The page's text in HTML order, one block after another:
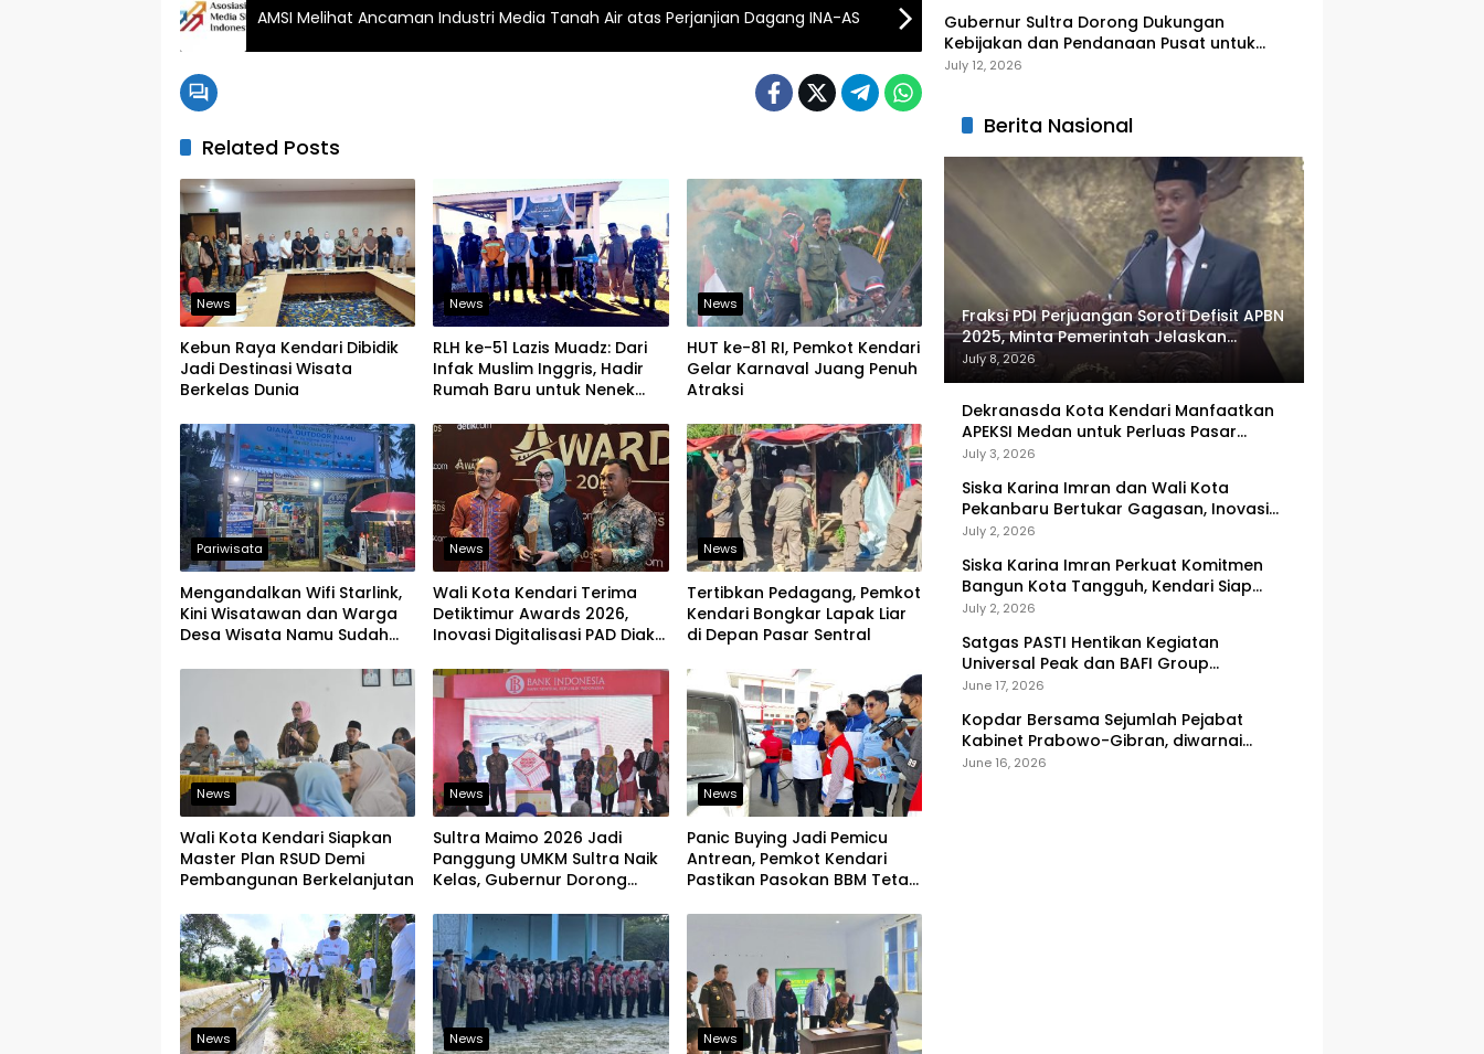
AMSI Melihat Ancaman Industri Media Tanah Air atas Perjanjian Dagang INA-AS
Related Posts
News
Kebun Raya Kendari Dibidik
Jadi Destinasi Wisata
Berkelas Dunia
News
RLH ke-51 Lazis Muadz: Dari
Infak Muslim Inggris, Hadir
Rumah Baru untuk Nenek
News
HUT ke-81 RI, Pemkot Kendari
Gelar Karnaval Juang Penuh
Atraksi
Pariwisata
Mengandalkan Wifi Starlink,
Kini Wisatawan dan Warga
Desa Wisata Namu Sudah
Digital
News
Wali Kota Kendari Terima
Detiktimur Awards 2026,
Inovasi Digitalisasi PAD Diakui
News
Tertibkan Pedagang, Pemkot
Kendari Bongkar Lapak Liar
di Depan Pasar Sentral
News
Wali Kota Kendari Siapkan
Master Plan RSUD Demi
Pembangunan Berkelanjutan
News
Sultra Maimo 2026 Jadi
Panggung UMKM Sultra Naik
Kelas, Gubernur Dorong
Ekspor
News
Panic Buying Jadi Pemicu
Antrean, Pemkot Kendari
Pastikan Pasokan BBM Tetap
News News News
Gubernur Sultra Dorong Dukungan
Kebijakan dan Pendanaan Pusat untuk
Pengembangan Kawasan Liangkobhori
July 12, 2026
Berita Nasional
Fraksi PDI Perjuangan Soroti Defisit APBN
2025, Minta Pemerintah Jelaskan
Sejumlah Target yang Tak Tercapai
July 8, 2026
Dekranasda Kota Kendari Manfaatkan
APEKSI Medan untuk Perluas Pasar
UMKM, Tenun Lokal Jadi Primadona
July 3, 2026
Siska Karina Imran dan Wali Kota
Pekanbaru Bertukar Gagasan, Inovasi
Peningkatan PAD Jadi Fokus Diskusi
July 2, 2026
Siska Karina Imran Perkuat Komitmen
Bangun Kota Tangguh, Kendari Siap
Hadapi Tantangan Pangan dan
July 2, 2026
Satgas PASTI Hentikan Kegiatan
Universal Peak dan BAFI Group
Indonesia
June 17, 2026
Kopdar Bersama Sejumlah Pejabat
Kabinet Prabowo-Gibran, diwarnai
Kericuhan
June 16, 2026